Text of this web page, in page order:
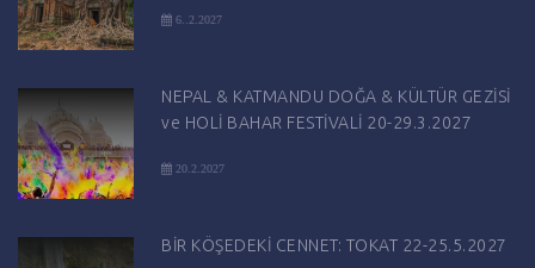
6..2.2027
NEPAL & KATMANDU DOĞA & KÜLTÜR GEZİSİ
ve HOLİ BAHAR FESTİVALİ 20-29.3.2027
20.2.2027
BİR KÖŞEDEKİ CENNET: TOKAT 22-25.5.2027